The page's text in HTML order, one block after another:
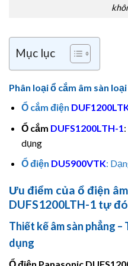
Mục lục
Phân loại ổ cắm âm sàn
Ổ cắm điện
Ổ cắm DUFS1200LTH-1
dụng
Ổ điện DU5900VTK:
Ưu điểm của ổ điện
DUFS1200LTH-1 tự
Thiết kế âm sàn phẳng
dụng